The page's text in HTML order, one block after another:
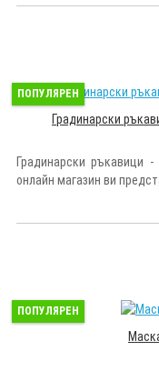
ПОПУЛЯРЕН
Градинарски
Градинарски ръкавици
онлайн магазин ви
ПОПУЛЯРЕН